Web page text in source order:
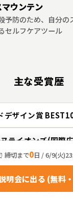
ウンテン
予防のため、自分の
セルフケアツール
主な受賞歴
デザイン賞
ライオンズ(国際
Awards(国際デザ
日本計画行
締切まで0日 / 6/9(火
明会に出る (無料